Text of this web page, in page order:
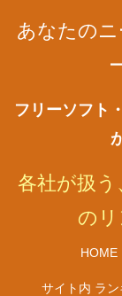
あなたの
フリーソフト
各社が扱
の
HOME
サイト内 ラ